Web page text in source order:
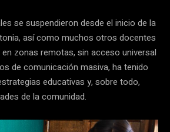
se suspendieron desde el inicio de la
así como muchos otros docentes
zonas remotas, sin acceso universal
de comunicación masiva, ha tenido
educativas y, sobre todo,
de la comunidad.